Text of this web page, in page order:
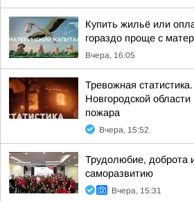
Купить жильё или
гораздо проще с
Вчера, 16:05
Тревожная
Новгородской
пожара
Вчера, 15:52
Трудолюбие, доброта
саморазвитию
Вчера, 15:31